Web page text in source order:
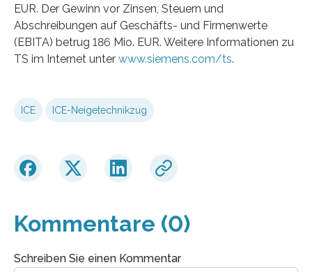
EUR. Der Gewinn vor Zinsen, Steuern und
Abschreibungen auf Geschäfts- und Firmenwerte
(EBITA) betrug 186 Mio. EUR. Weitere Informationen zu
TS im Internet unter www.siemens.com/ts.
ICE ICE-Neigetechnikzug
Kommentare (0)
Schreiben Sie einen Kommentar